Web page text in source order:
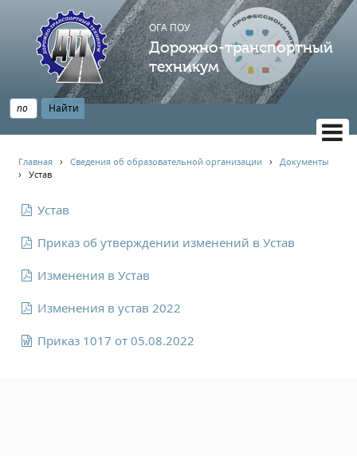
ОГА ПОУ
Дорожно-транспортный
техникум
НАВИГАЦИЯ
Главная
АБИТУРИЕНТУ
Опрос по качеству образования
Новости
Информация
Главная ›Сведения об образовательной организации ›Документы
›Устав
Устав
Приказ об утверждении изменений в Устав
Изменения в Устав
Изменения в устав 2022
Приказ 1017 от 05.08.2022